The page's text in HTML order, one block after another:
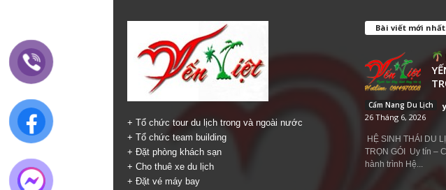
+ Tổ chức tour du lịch trong và ngoài nước
+ Tổ chức team building
+ Đặt phòng khách sạn
+ Cho thuê xe du lịch
+ Đặt vé máy bay
Bài viết mới nhất
Cẩm Nang Du Lịch
26 Tháng 6, 2026
HỆ SINH THÁI DU
TRỌN GÓI Uy tín –
hành trình Hệ...